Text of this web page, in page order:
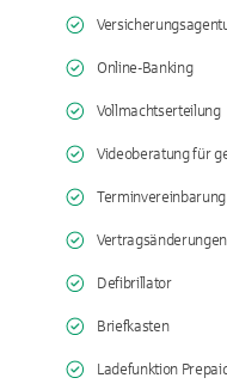
Online-Banking
Vollmachtserteilung
Videoberatung für
Terminvereinbarung
Vertragsänderungen
Defibrillator
Briefkasten
Ladefunktion